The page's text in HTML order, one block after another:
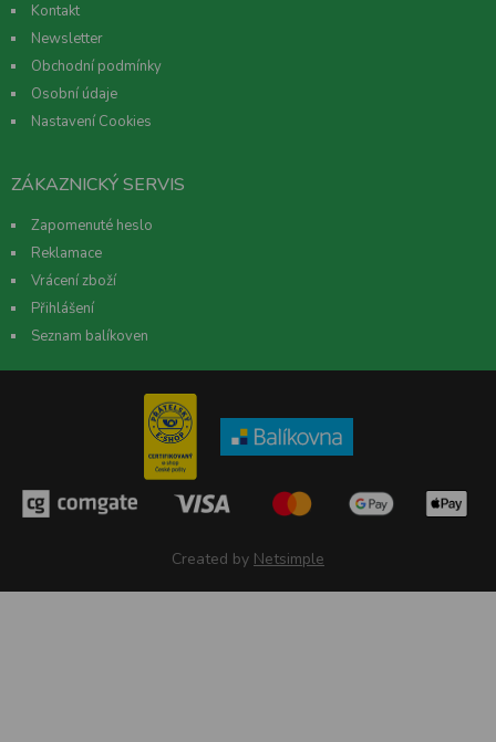
Kontakt
Newsletter
Obchodní podmínky
Osobní údaje
Nastavení Cookies
ZÁKAZNICKÝ SERVIS
Zapomenuté heslo
Reklamace
Vrácení zboží
Přihlášení
Seznam balíkoven
Created by Netsimple